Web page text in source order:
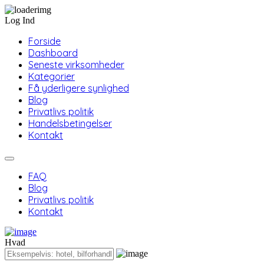
Log Ind
Forside
Dashboard
Seneste virksomheder
Kategorier
Få yderligere synlighed
Blog
Privatlivs politik
Handelsbetingelser
Kontakt
FAQ
Blog
Privatlivs politik
Kontakt
Hvad